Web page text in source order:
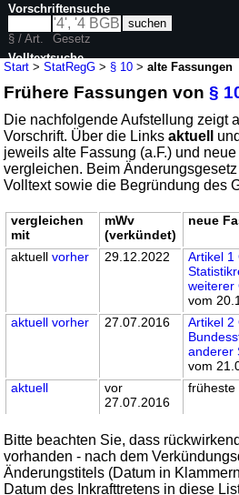
Start >StatRegG > § 10 >alte Fassungen
Frühere Fassungen von§
Die nachfolgende Aufstellung zeigt
Vorschrift. Über die Linksaktuell
jeweils alte Fassung (a.F.) und
vergleichen. Beim
Volltext sowie die Begründung des
vergleichen
mit
mWv
(verkündet)
neue
aktuellvorher 29.12.2022
Artikel 1
weiterer
vom
aktuell vorher 27.07.2016
Artikel 2
anderer
vom
aktuell
vor
27.07.2016
früheste
Bitte beachten Sie, dass
vorhanden - nach dem
Änderungstitels (Datum in
Datum des Inkrafttretens in diese
Vorschriftensuche
§ / Art.
Gesetz
Volltextsuche
nur in StatRegG